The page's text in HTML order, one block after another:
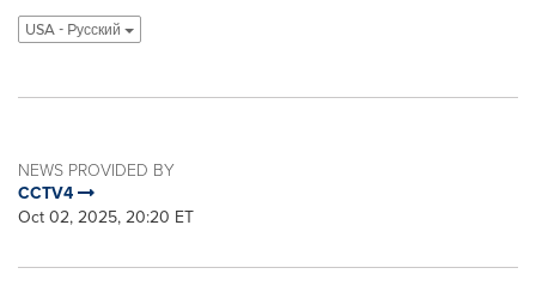
USA - Pусский
NEWS PROVIDED BY
CCTV4
Oct 02, 2025, 20:20 ET